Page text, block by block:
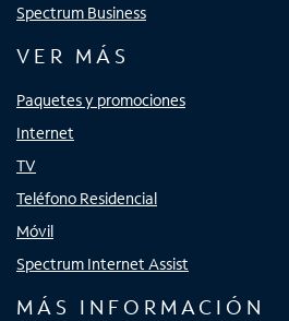
Spectrum Business
VER MÁS
Paquetes y promociones
Internet
TV
Teléfono Residencial
Móvil
Spectrum Internet Assist
MÁS INFORMACIÓN